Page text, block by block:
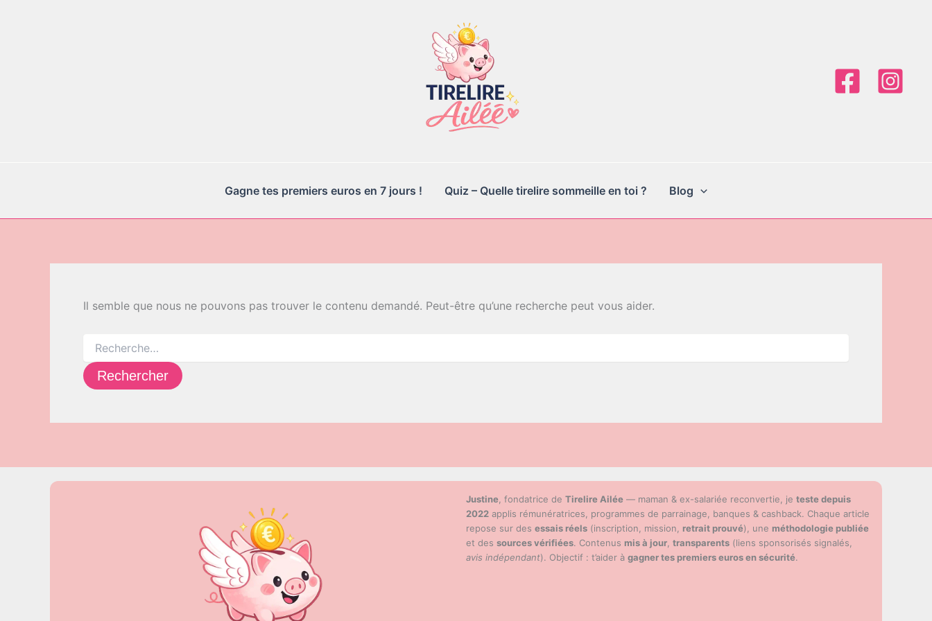
Gagne tes premiers euros en 7 jours ! Quiz – Quelle tirelire sommeille en toi ? Blog
Il semble que nous ne pouvons pas trouver le contenu demandé. Peut-être qu’une recherche peut vous aider.
Justine , fondatrice de Tirelire Ailée — maman & ex-salariée reconvertie, je teste depuis
2022 applis rémunératrices, programmes de parrainage, banques & cashback. Chaque article
repose sur des essais réels (inscription, mission, retrait prouvé), une méthodologie publiée
et des sources vérifiées. Contenus mis à jour transparents (liens sponsorisés signalés,
avis indépendant). Objectif : t’aider à gagner tes premiers euros en sécurité.